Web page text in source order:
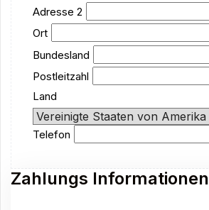
Adresse 2
Ort
Bundesland
Postleitzahl
Land
Telefon
Zahlungs Informationen